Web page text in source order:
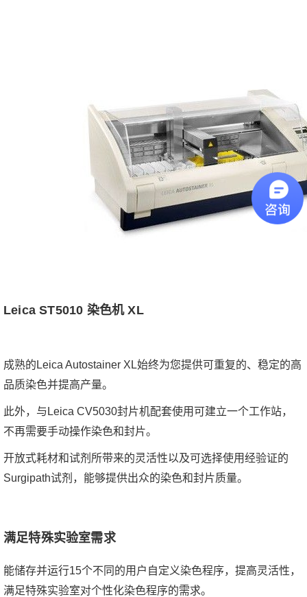
Leica ST5010 染色机 XL
成熟的Leica Autostainer XL始终为您提供可重复的、稳定的高
品质染色并提高产量。
此外，与Leica CV5030封片机配套使用可建立一个工作站，
不再需要手动操作染色和封片。
开放式耗材和试剂所带来的灵活性以及可选择使用经验证的
Surgipath试剂，能够提供出众的染色和封片质量。
满足特殊实验室需求
能储存并运行15个不同的用户自定义染色程序，提高灵活性，
满足特殊实验室对个性化染色程序的需求。